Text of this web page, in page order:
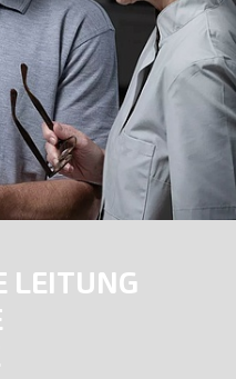
LEITUNG